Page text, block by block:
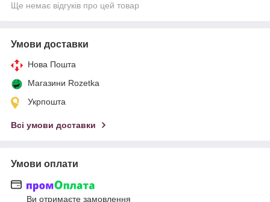
Ще немає відгуків про цей товар
Умови доставки
Нова Пошта
Магазини Rozetka
Укрпошта
Всі умови доставки
Умови оплати
Ви отримаєте замовлення